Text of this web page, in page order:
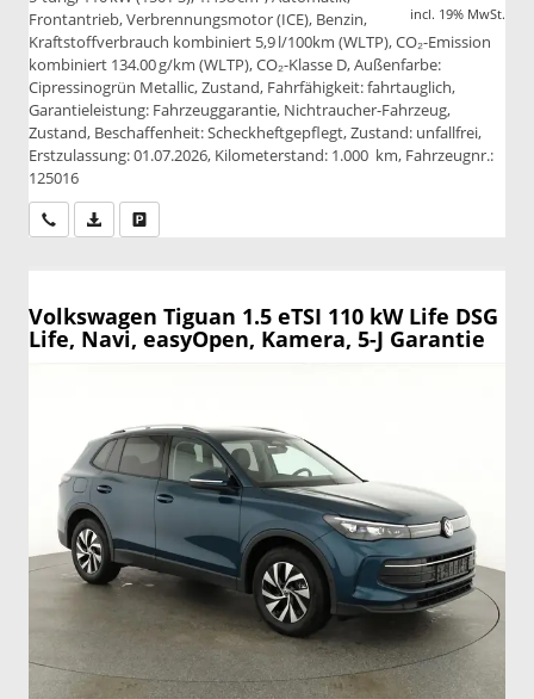
incl. 19% MwSt.
Frontantrieb, Verbrennungsmotor (ICE), Benzin,
Kraftstoffverbrauch kombiniert 5,9 l/100km (WLTP), CO₂-Emission
kombiniert 134.00 g/km (WLTP), CO₂-Klasse D, Außenfarbe:
Cipressinogrün Metallic, Zustand, Fahrfähigkeit: fahrtauglich,
Garantieleistung: Fahrzeuggarantie, Nichtraucher-Fahrzeug,
Zustand, Beschaffenheit: Scheckheftgepflegt, Zustand: unfallfrei,
Erstzulassung: 01.07.2026, Kilometerstand: 1.000 km, Fahrzeugnr.:
125016
Wir rufen Sie anPDF-Datei, Fahrzeugexposé drucken
Volkswagen Tiguan 1.5 eTSI 110 kW Life DSG
Life, Navi, easyOpen, Kamera, 5-J Garantie